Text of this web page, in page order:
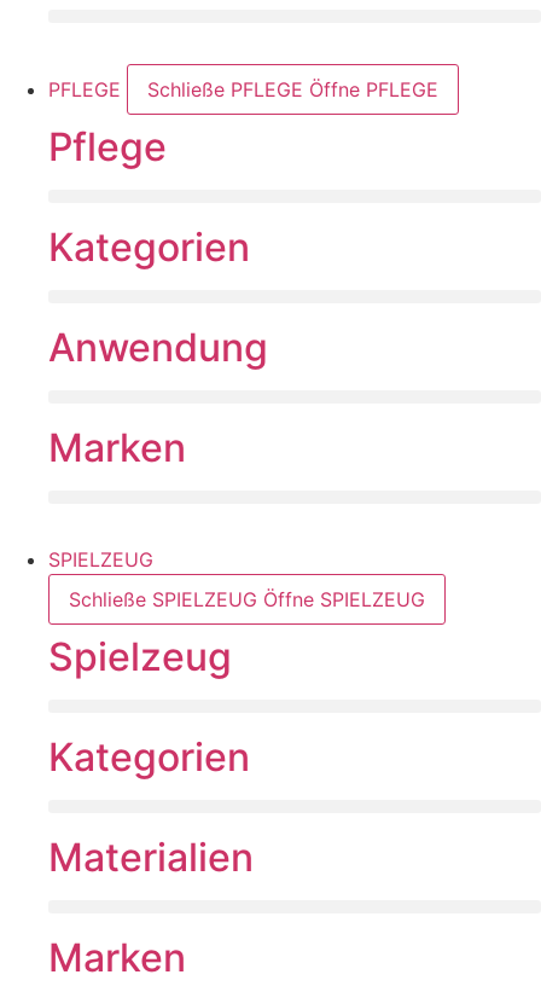
PFLEGE Schließe PFLEGE Öffne PFLEGE
Pflege
Kategorien
Anwendung
Marken
SPIELZEUG
Schließe SPIELZEUG Öffne SPIELZEUG
Spielzeug
Kategorien
Materialien
Marken